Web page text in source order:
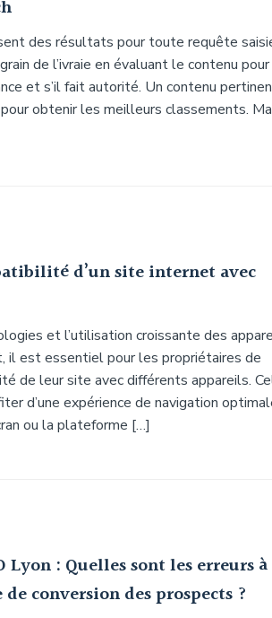
des résultats pour toute requête
de l’ivraie en évaluant le contenu pour
et s’il fait autorité. Un contenu
obtenir les meilleurs classements.
d’un site internet avec
et l’utilisation croissante des
il est essentiel pour les propriétaires de
de leur site avec différents appareils.
d’une expérience de navigation
ou la plateforme […]
Lyon : Quelles sont les erreurs à
conversion des prospects ?